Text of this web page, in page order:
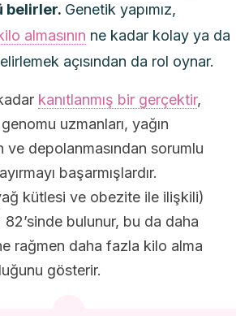
belirler. Genetik yapımız,
almasının ne kadar kolay ya da
açısından da rol oynar.
kanıtlanmış bir gerçektir,
uzmanları, yağın
ve depolanmasından sorumlu
başarmışlardır.
kütlesi ve obezite ile ilişkili)
bulunur, bu da daha
rağmen daha fazla kilo alma
gösterir.